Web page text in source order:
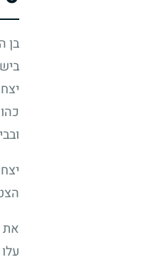
בן
את